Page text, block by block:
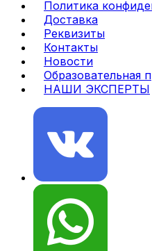
Политика
Доставка
Реквизиты
Контакты
Новости
Образовательная
НАШИ ЭКСПЕРТЫ